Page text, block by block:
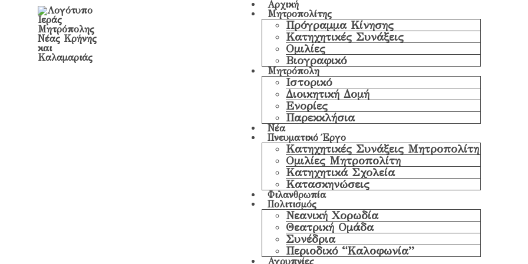
Αρχική
Μητροπολίτης
Πρόγραμμα Κίνησης
Κατηχητικές Συνάξεις
Ομιλίες
Βιογραφικό
Μητρόπολη
Ιστορικό
Διοικητική Δομή
Ενορίες
Παρεκκλήσια
Νέα
Πνευματικό Έργο
Κατηχητικές Συνάξεις Μητροπολίτη
Ομιλίες Μητροπολίτη
Κατηχητικά Σχολεία
Κατασκηνώσεις
Φιλανθρωπία
Πολιτισμός
Νεανική Χορωδία
Θεατρική Ομάδα
Συνέδρια
Περιοδικό “Καλοφωνία”
Αγρυπνίες